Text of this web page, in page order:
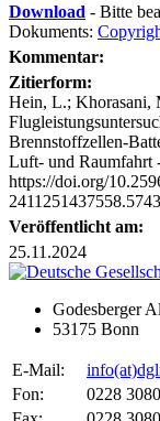
Download - Bitte
Dokuments:
Kommentar:
Zitierform:
Hein, L.; Khorasani,
Brennstoffzellen-
Luft- und Raumfahrt
https://doi.org/
Veröffentlicht am:
25.11.2024
Godesberger
53175 Bonn
E-Mail: info(at)
Fon:
0228